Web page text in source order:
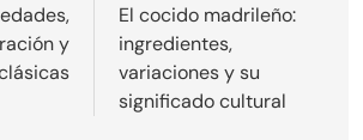
y
El cocido madrileño:
ingredientes,
variaciones y su
significado cultural